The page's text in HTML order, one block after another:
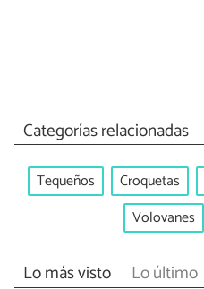
Categorías relacionadas
Tequeños Croquetas
Volovanes
Lo más visto Lo último